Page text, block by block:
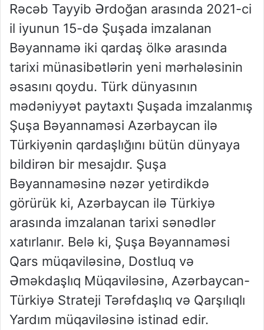
Rəcəb Tayyib Ərdoğan arasında 2021-ci
il iyunun 15-də Şuşada imzalanan
Bəyannamə iki qardaş ölkə arasında
tarixi münasibətlərin yeni mərhələsinin
əsasını qoydu. Türk dünyasının
mədəniyyət paytaxtı Şuşada imzalanmış
Şuşa Bəyannaməsi Azərbaycan ilə
Türkiyənin qardaşlığını bütün dünyaya
bildirən bir mesajdır. Şuşa
Bəyannaməsinə nəzər yetirdikdə
görürük ki, Azərbaycan ilə Türkiyə
arasında imzalanan tarixi sənədlər
xatırlanır. Belə ki, Şuşa Bəyannaməsi
Qars müqaviləsinə, Dostluq və
Əməkdaşlıq Müqaviləsinə, Azərbaycan-
Türkiyə Strateji Tərəfdaşlıq və Qarşılıqlı
Yardım müqaviləsinə istinad edir.